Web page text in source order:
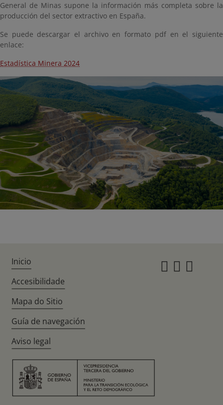
General de Minas supone la información más completa sobre la
producción del sector extractivo en España.
Se puede descargar el archivo en formato pdf en el siguiente
enlace:
Estadística Minera 2024
Inicio
Accesibilidade
Mapa do Sitio
Guía de navegación
Aviso legal